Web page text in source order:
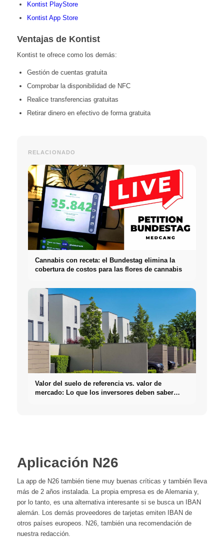
Kontist PlayStore
Kontist App Store
Ventajas de Kontist
Kontist te ofrece como los demás:
Gestión de cuentas gratuita
Comprobar la disponibilidad de NFC
Realice transferencias gratuitas
Retirar dinero en efectivo de forma gratuita
RELACIONADO
Cannabis con receta: el Bundestag elimina la
cobertura de costos para las flores de cannabis
Valor del suelo de referencia vs. valor de
mercado: Lo que los inversores deben saber
Aplicación N26
La app de N26 también tiene muy buenas críticas y también lleva
más de 2 años instalada. La propia empresa es de Alemania y,
por lo tanto, es una alternativa interesante si se busca un IBAN
alemán. Los demás proveedores de tarjetas emiten IBAN de
otros países europeos. N26, también una recomendación de
nuestra redacción.